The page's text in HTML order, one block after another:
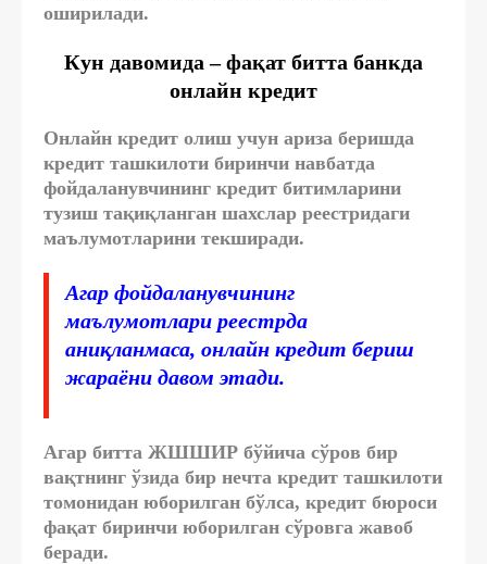
оширилади.
Кун давомида – фақат битта банкда
онлайн кредит
Онлайн кредит олиш учун ариза беришда
кредит ташкилоти биринчи навбатда
фойдаланувчининг кредит битимларини
тузиш тақиқланган шахслар реестридаги
маълумотларини текширади.
Агар фойдаланувчининг
маълумотлари реестрда
аниқланмаса, онлайн кредит бериш
жараёни давом этади.
Агар битта ЖШШИР бўйича сўров бир
вақтнинг ўзида бир нечта кредит ташкилоти
томонидан юборилган бўлса, кредит бюроси
фақат биринчи юборилган сўровга жавоб
беради.